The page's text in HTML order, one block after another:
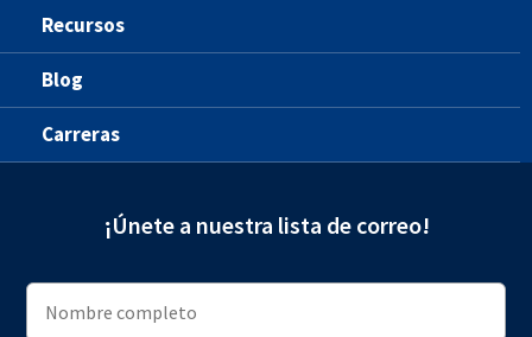
Recursos
Blog
Carreras
¡Únete a nuestra lista de correo!